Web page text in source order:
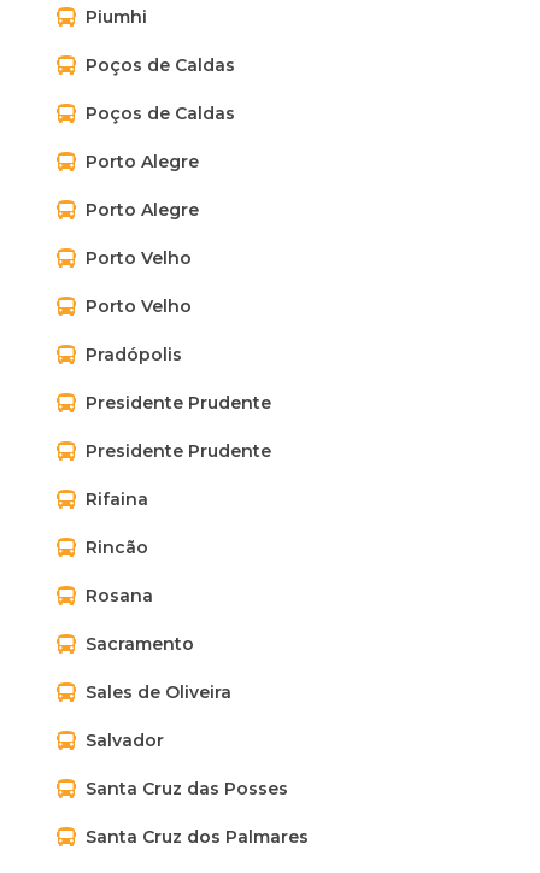
Piumhi
Poços de Caldas
Poços de Caldas
Porto Alegre
Porto Alegre
Porto Velho
Porto Velho
Pradópolis
Presidente Prudente
Presidente Prudente
Rifaina
Rincão
Rosana
Sacramento
Sales de Oliveira
Salvador
Santa Cruz das Posses
Santa Cruz dos Palmares